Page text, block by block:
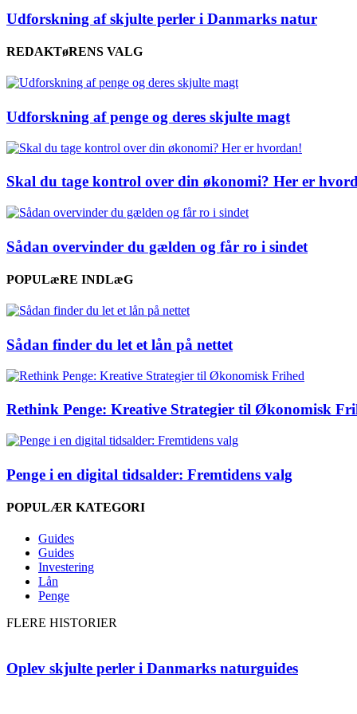
Udforskning af skjulte perler i Danmarks natur
REDAKTøRENS VALG
Udforskning af penge og deres skjulte magt
Skal du tage kontrol over din økonomi? Her er
Sådan overvinder du gælden og får ro i sindet
POPULæRE INDLæG
Sådan finder du let et lån på nettet
Rethink Penge: Kreative Strategier til Økonomisk
Penge i en digital tidsalder: Fremtidens valg
POPULÆR KATEGORI
Guides
Guides
Investering
Lån
Penge
FLERE HISTORIER
Oplev skjulte perler i Danmarks naturguides